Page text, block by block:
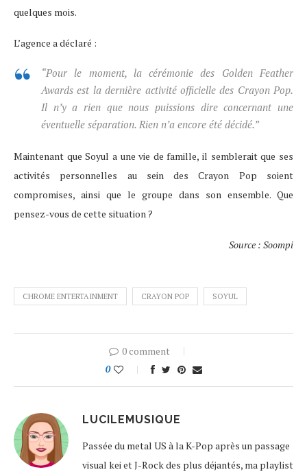
quelques mois.
L’agence a déclaré :
“Pour le moment, la cérémonie des Golden Feather
Awards est la dernière activité officielle des Crayon Pop.
Il n’y a rien que nous puissions dire concernant une
éventuelle séparation. Rien n’a encore été décidé.”
Maintenant que Soyul a une vie de famille, il semblerait que ses
activités personnelles au sein des Crayon Pop soient
compromises, ainsi que le groupe dans son ensemble. Que
pensez-vous de cette situation ?
Source : Soompi
CHROME ENTERTAINMENT CRAYON POP SOYUL
0 comment
0
LUCILEMUSIQUE
Passée du metal US à la K-Pop après un passage
visual kei et J-Rock des plus déjantés, ma playlist